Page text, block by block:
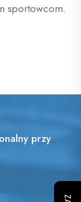
sportowcom.
przy